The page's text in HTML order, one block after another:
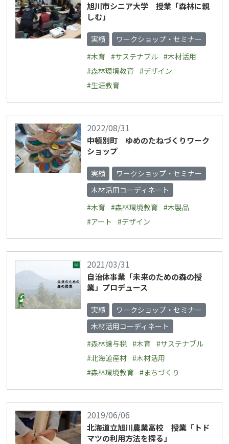
旭川市シニア大学 授業「森林に親
しむ」
実績
ワークショップ・セミナー
#木育 #サステナブル #木材活用
#森林環境教育 #デザイン
#生涯教育
2022/08/31
中頓別町 ゆめのたねづくりワーク
ショップ
実績
ワークショップ・セミナー
木材活用コーディネート
#木育 #森林環境教育 #木製品
#アート
#デザイン
2021/03/31
自治体事業「未来のための森の授
業」プロデュース
実績
ワークショップ・セミナー
木材活用コーディネート
#森林譲与税 #木育 #サステナブル
#北海道産材 #木材活用
#森林環境教育 #まちづくり
2019/06/06
北海道立旭川農業高校 授業「トド
マツの利用方法を探る」